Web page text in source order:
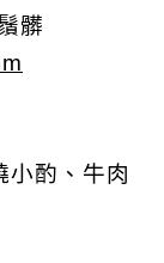
髒
小酌、牛肉